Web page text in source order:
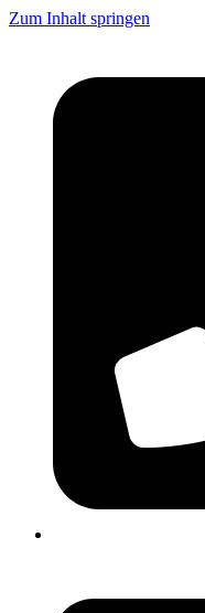
Zum Inhalt springen